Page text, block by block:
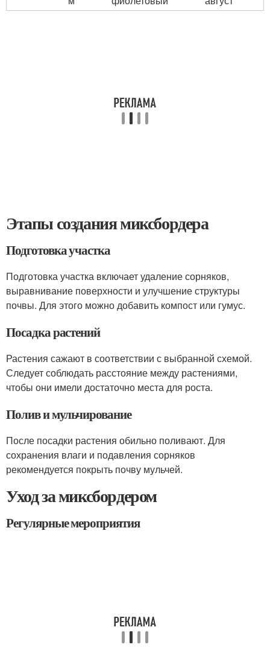
Этапы создания миксбордера
Подготовка участка
Подготовка участка включает удаление сорняков,
выравнивание поверхности и улучшение структуры
почвы. Для этого можно добавить компост или гумус.
Посадка растений
Растения сажают в соответствии с выбранной схемой.
Следует соблюдать расстояние между растениями,
чтобы они имели достаточно места для роста.
Полив и мульчирование
После посадки растения обильно поливают. Для
сохранения влаги и подавления сорняков
рекомендуется покрыть почву мульчей.
Уход за миксбордером
Регулярные мероприятия